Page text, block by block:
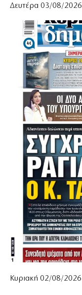
Δευτέρα 03/08/2026
Κυριακή 02/08/2026